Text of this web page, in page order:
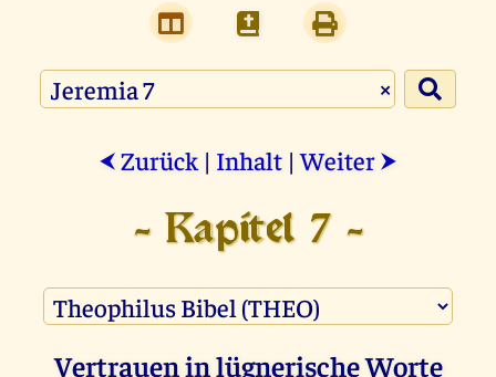
×
⮜ Zurück | Inhalt |Weiter ⮞
- Kapitel 7 -
Vertrauen in lügnerische Worte